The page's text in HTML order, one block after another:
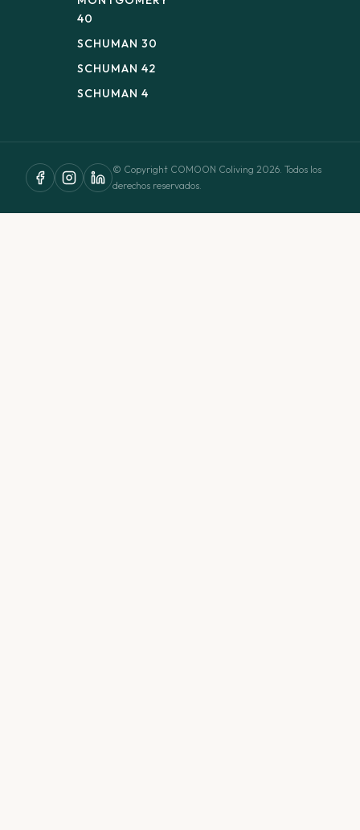
40
SCHUMAN 30
SCHUMAN 42
SCHUMAN 4
© Copyright COMOON Coliving 2026. Todos los
derechos reservados.